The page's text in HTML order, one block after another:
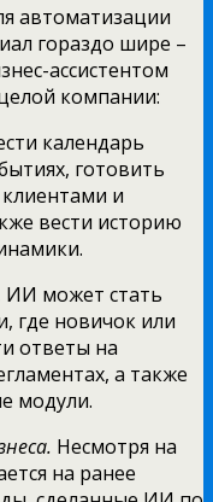
автоматизации
гораздо шире –
ассистентом
компании:
календарь
готовить
и
вести историю
ИИ может стать
где новичок или
ответы на
а также
модули.
Несмотря на
на ранее